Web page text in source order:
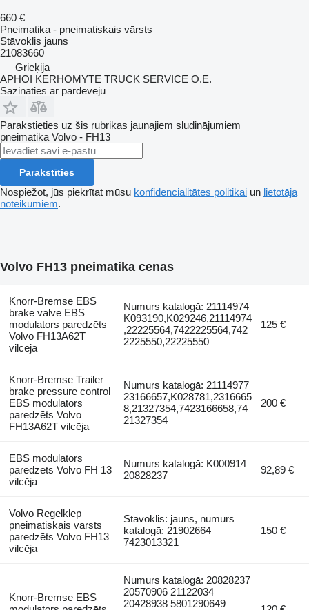
660 €
Pneimatika - pneimatiskais vārsts
Stāvoklis jauns
21083660
Grieķija
APHOI KERHOMYTE TRUCK SERVICE O.E.
Sazināties ar pārdevēju
Parakstieties uz šis rubrikas jaunajiem sludinājumiem
pneimatika Volvo - FH13
Parakstīties
Nospiežot, jūs piekrītat mūsu konfidencialitātes politikai un lietotāja
noteikumiem.
Volvo FH13 pneimatika cenas
Knorr-Bremse EBS
brake valve EBS
modulators paredzēts
Volvo FH13A62T
vilcēja
Numurs katalogā: 21114974
K093190,K029246,21114974
,22225564,7422225564,742
2225550,22225550
125 €
Knorr-Bremse Trailer
brake pressure control
EBS modulators
paredzēts Volvo
FH13A62T vilcēja
Numurs katalogā: 21114977
23166657,K028781,2316665
8,21327354,7423166658,74
21327354
200 €
EBS modulators
paredzēts Volvo FH 13
vilcēja
Numurs katalogā: K000914
20828237
92,89 €
Volvo Regelklep
pneimatiskais vārsts
paredzēts Volvo FH13
vilcēja
Stāvoklis: jauns, numurs
katalogā: 21902664
7423013321
150 €
Knorr-Bremse EBS
Numurs katalogā: 20828237
20570906 21122034
20428938 5801290649